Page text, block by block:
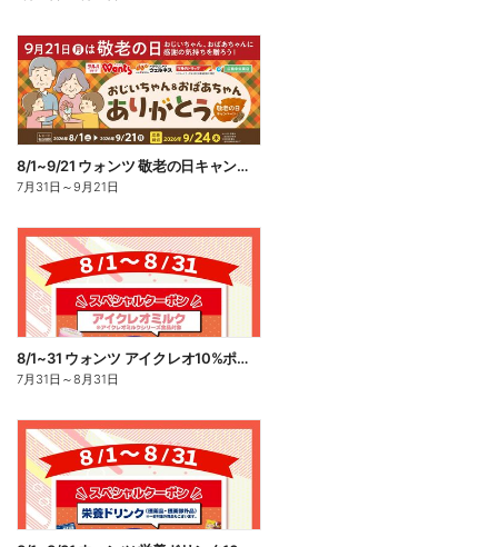
8/1~9/21 ウォンツ 敬老の日キャンペーン
7月31日 ～9月21日
8/1~31 ウォンツ アイクレオ10%ポイント還元
7月31日 ～8月31日